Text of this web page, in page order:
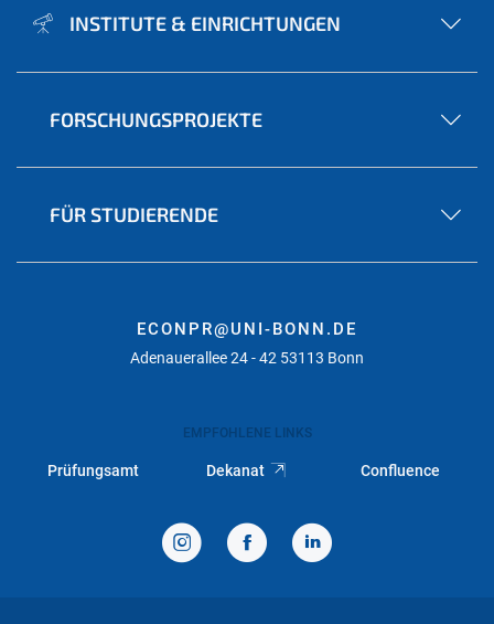
INSTITUTE & EINRICHTUNGEN
FORSCHUNGSPROJEKTE
FÜR STUDIERENDE
ECONPR@UNI-BONN.DE
Adenauerallee 24 - 42 53113 Bonn
EMPFOHLENE LINKS
Prüfungsamt Dekanat Confluence